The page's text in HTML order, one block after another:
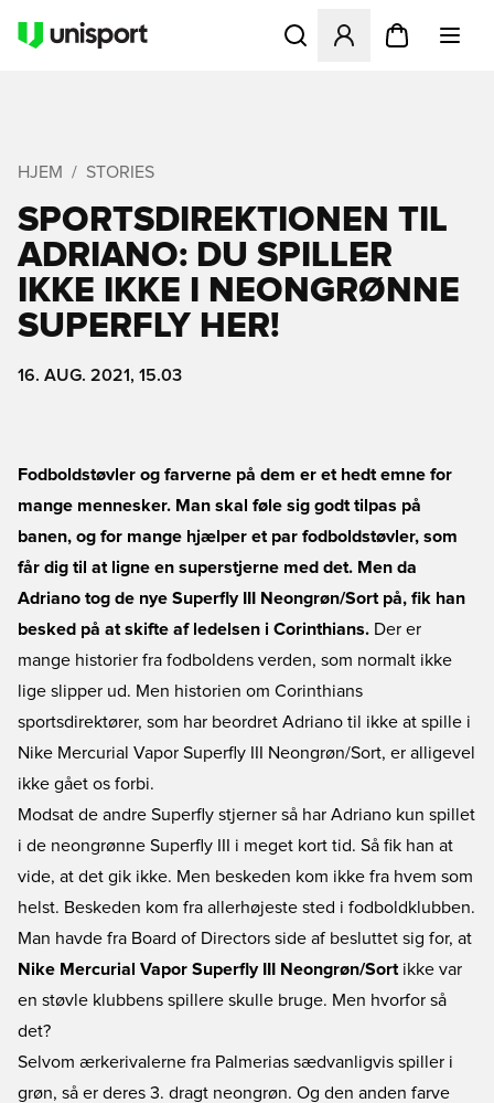
Åbner en Modal til at
HJEM STORIES
SPORTSDIREKTIONEN TIL
ADRIANO: DU SPILLER
IKKE IKKE I NEONGRØNNE
SUPERFLY HER!
16. AUG. 2021, 15.03
Fodboldstøvler og farverne på dem er et hedt emne for
mange mennesker. Man skal føle sig godt tilpas på
banen, og for mange hjælper et par fodboldstøvler, som
får dig til at ligne en superstjerne med det. Men da
Adriano tog de nye Superfly III Neongrøn/Sort på, fik han
besked på at skifte af ledelsen i Corinthians. Der er
mange historier fra fodboldens verden, som normalt ikke
lige slipper ud. Men historien om Corinthians
sportsdirektører, som har beordret Adriano til ikke at spille i
Nike Mercurial Vapor Superfly III Neongrøn/Sort, er alligevel
ikke gået os forbi.
Modsat de andre Superfly stjerner så har Adriano kun spillet
i de neongrønne Superfly III i meget kort tid. Så fik han at
vide, at det gik ikke. Men beskeden kom ikke fra hvem som
helst. Beskeden kom fra allerhøjeste sted i fodboldklubben.
Man havde fra Board of Directors side af besluttet sig for, at
Nike Mercurial Vapor Superfly III Neongrøn/Sort ikke var
en støvle klubbens spillere skulle bruge. Men hvorfor så
det?
Selvom ærkerivalerne fra Palmerias sædvanligvis spiller i
grøn, så er deres 3. dragt neongrøn. Og den anden farve